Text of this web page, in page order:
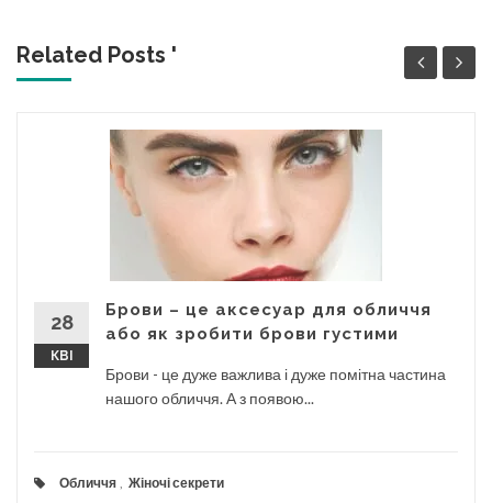
Related Posts '
28
КВІ
Брови – це аксесуар для обличчя
або як зробити брови густими
Брови - це дуже важлива і дуже помітна частина
нашого обличчя. А з появою...
Обличчя Жіночі секрети